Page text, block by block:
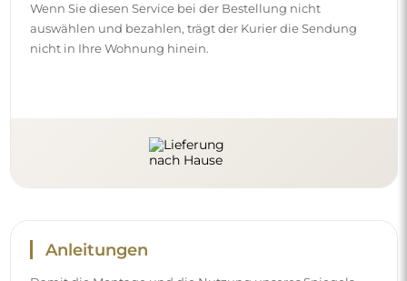
Wenn Sie diesen Service bei der Bestellung nicht
auswählen und bezahlen, trägt der Kurier die Sendung
nicht in Ihre Wohnung hinein.
Anleitungen